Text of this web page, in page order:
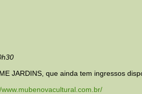
JARDINS, que ainda tem ingressos
www.mubenovacultural.com.br/